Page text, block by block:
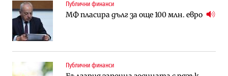
Публични финанси
МФ пласира дълг за още 100 млн. евро
Публични финанси